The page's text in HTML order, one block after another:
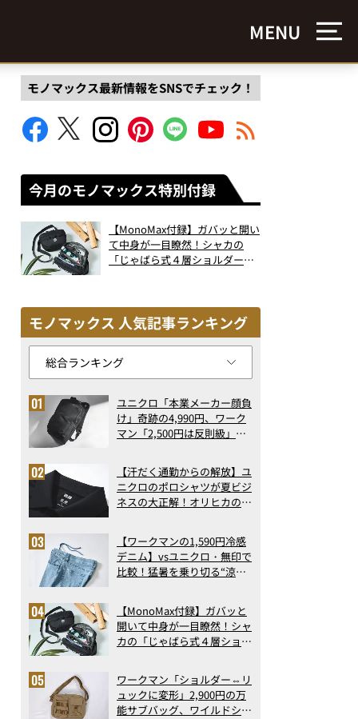
MENU
モノマックス最新情報をSNSでチェック！
今月のモノマックス特別付録
【MonoMax付録】ガバッと開い
て中身が一目瞭然！シャカの
「じゃばら式４層ショルダーバ
モノマックス 人気記事ランキング
ユニクロ「本業メーカー顔負
け」奇跡の4,990円、ワーク
マン「2,500円は反則級」凄
ト3】（2026年6月版）
【汗だく通勤からの解放】ユ
ニクロのポロシャツが夏ビジ
ネスの大正解！オリヒカの透
アの実力
【ワークマンの1,590円冷感
デニム】vsユニクロ・無印で
比較！猛暑を乗り切る“涼感
で決定版
【MonoMax付録】ガバッと
開いて中身が一目瞭然！シャ
カの「じゃばら式４層ショル
った！
ワークマン「ショルダー⇔リ
ュックに変形」2,900円の万
能サブバッグ、ワイルドシン